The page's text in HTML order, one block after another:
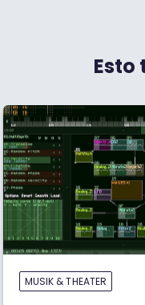
Esto
MUSIK & THEATER